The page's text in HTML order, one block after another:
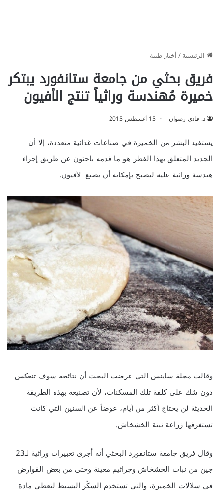
الرئيسية/أخبار طبية
فريق بحثي من جامعة ستانفورد يبتكر
خميرة مُهندسة وراثياً تنتج الأفيون
د. فادي رضوان 15 أغسطس 2015
يستفيد البشر من الخميرة في صناعات غذائية متعددة، إلا أن
الجديد المتعلق بهذا الفطر هو ما قدمه باحثون عن طريق إجراء
هندسة وراثية عليه ليصبح بإمكانه أن يصنع الأفيون.
وقالت مجلة ساينس التي عرضت البحث أن نتائجه سوف تنعكس
دون شك على كلفة تلك المسكنات، لأن تصنيعه بهذه الطريقة
الحديثة لن يحتاج أكثر من أيام، عوضاً عن السنين التي كانت
تستغرقها زراعة نبتة الخشخاش.
وقال فريق جامعة ستانفورد البحثي أنه أجرى تعبيرات وراثية لـ23
جين من نبات الخشخاش وجراثيم معينة وحتى من بعض القوارض
في سلالات الخميرة، والتي تستخدم السكّر البسيط لتعطي مادة